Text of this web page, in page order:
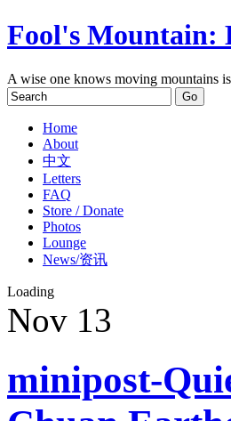
Fool's Mountain:
A wise one knows moving mountains
Home
About
中文
Letters
FAQ
Store / Donate
Photos
Lounge
News/资讯
Loading
Nov 13
minipost-